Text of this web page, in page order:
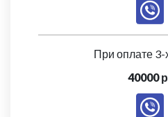
При оплате
40000